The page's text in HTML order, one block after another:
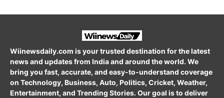
Wiinewsdaily.com is your trusted destination for the latest
news and updates from India and around the world. We
bring you fast, accurate, and easy-to-understand coverage
on Technology, Business, Auto, Politics, Cricket, Weather,
Entertainment, and Trending Stories. Our goal is to deliver